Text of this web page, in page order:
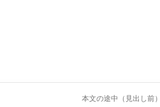
本文の途中（見出し前）